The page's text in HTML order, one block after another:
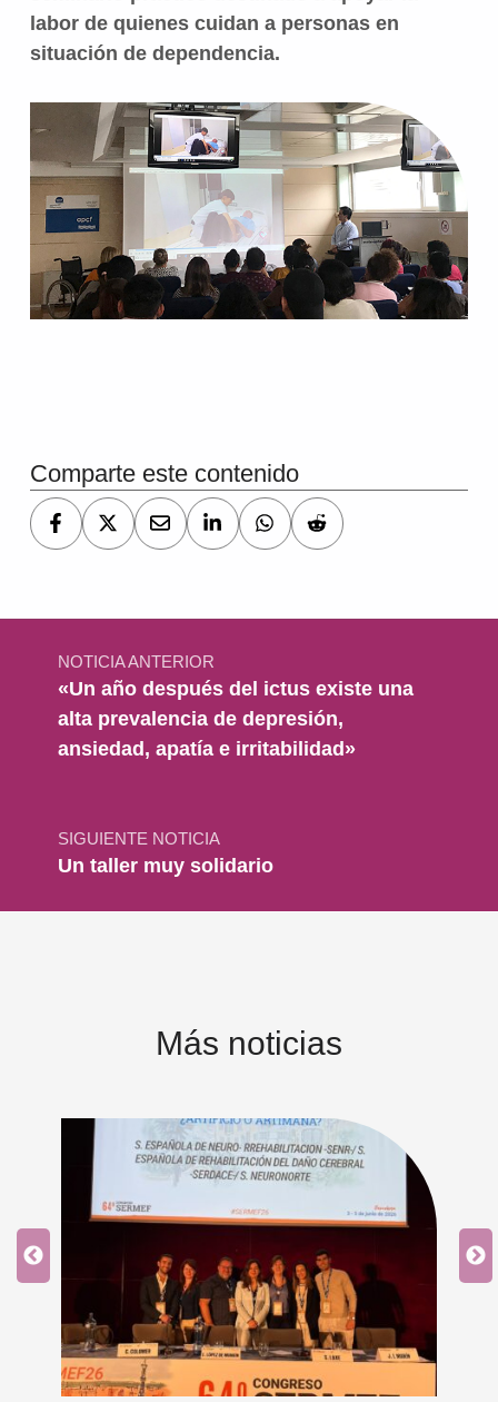
labor de quienes cuidan a personas en
situación de dependencia.
Comparte este contenido
Navegación de entradas
NOTICIA ANTERIOR
«Un año después del ictus existe una
alta prevalencia de depresión,
ansiedad, apatía e irritabilidad»
SIGUIENTE NOTICIA
Un taller muy solidario
Más noticias